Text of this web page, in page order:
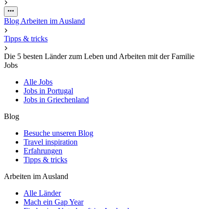
Blog Arbeiten im Ausland
Tipps & tricks
Die 5 besten Länder zum Leben und Arbeiten mit der Familie
Jobs
Alle Jobs
Jobs in Portugal
Jobs in Griechenland
Blog
Besuche unseren Blog
Travel inspiration
Erfahrungen
Tipps & tricks
Arbeiten im Ausland
Alle Länder
Mach ein Gap Year